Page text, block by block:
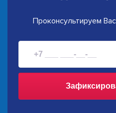
Проконсультируем